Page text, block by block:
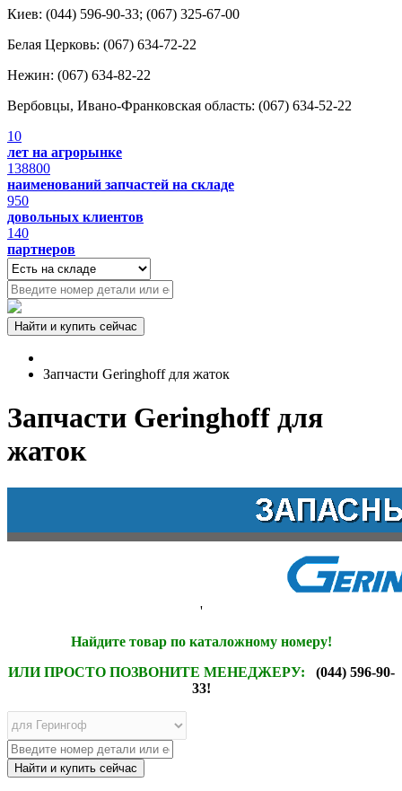
Киев: (044) 596-90-33; (067) 325-67-00
Белая Церковь: (067) 634-72-22
Нежин: (067) 634-82-22
Вербовцы, Ивано-Франковская область: (067) 634-52-22
10
лет на агрорынке
138800
наименований запчастей на складе
950
довольных клиентов
140
партнеров
Запчасти Geringhoff для жаток
Запчасти Geringhoff для
жаток
'
Найдите товар по каталожному номеру!
ИЛИ ПРОСТО ПОЗВОНИТЕ МЕНЕДЖЕРУ: (044) 596-90-
33!